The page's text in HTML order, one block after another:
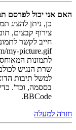
האם אני יכול לפרסם
כן, ניתן להציג
צירוף קבצים,
חייב לקשר
לתמונות
שרת הנגיש
BBCode.
חזרה למעלה